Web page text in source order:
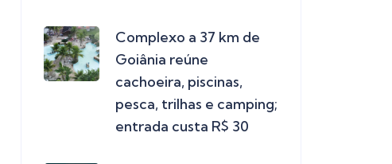
Complexo a 37 km de
Goiânia reúne
cachoeira, piscinas,
pesca, trilhas e camping;
entrada custa R$ 30